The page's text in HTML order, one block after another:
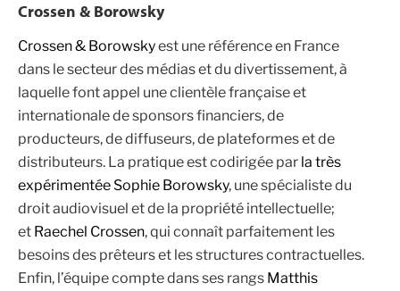
Crossen & Borowsky
Crossen & Borowskyest une référence en France
dans le secteur des médias et du divertissement, à
laquelle font appel une clientèle française et
internationale de sponsors financiers, de
producteurs, de diffuseurs, de plateformes et de
distributeurs. La pratique est codirigée par la très
expérimentée Sophie Borowsky, une spécialiste du
droit audiovisuel et de la propriété intellectuelle;
et Raechel Crossen, qui connaît parfaitement les
besoins des prêteurs et les structures contractuelles.
Enfin, l’équipe compte dans ses rangs Matthis